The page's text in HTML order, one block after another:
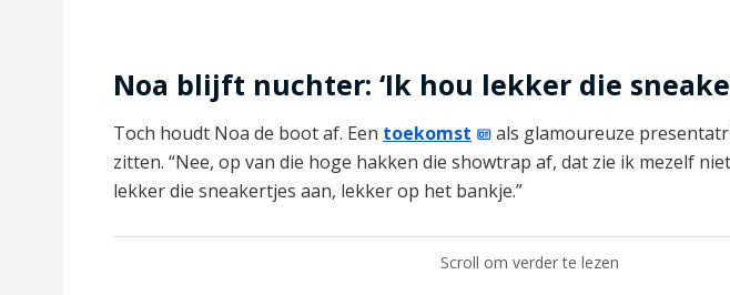
Noa blijft nuchter: ‘Ik hou lekker die
Toch houdt Noa de boot af. Een toekomst
als glamoureuze
zitten. “Nee, op van die hoge hakken die showtrap af, dat zie ik mezelf
lekker die sneakertjes aan, lekker op het bankje.”
Scroll om verder te lezen